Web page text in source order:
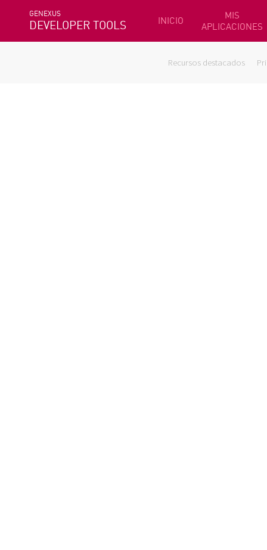
GENEXUS
DEVELOPER TOOLS INICIO
MIS
APLICACIONES
Recursos destacados